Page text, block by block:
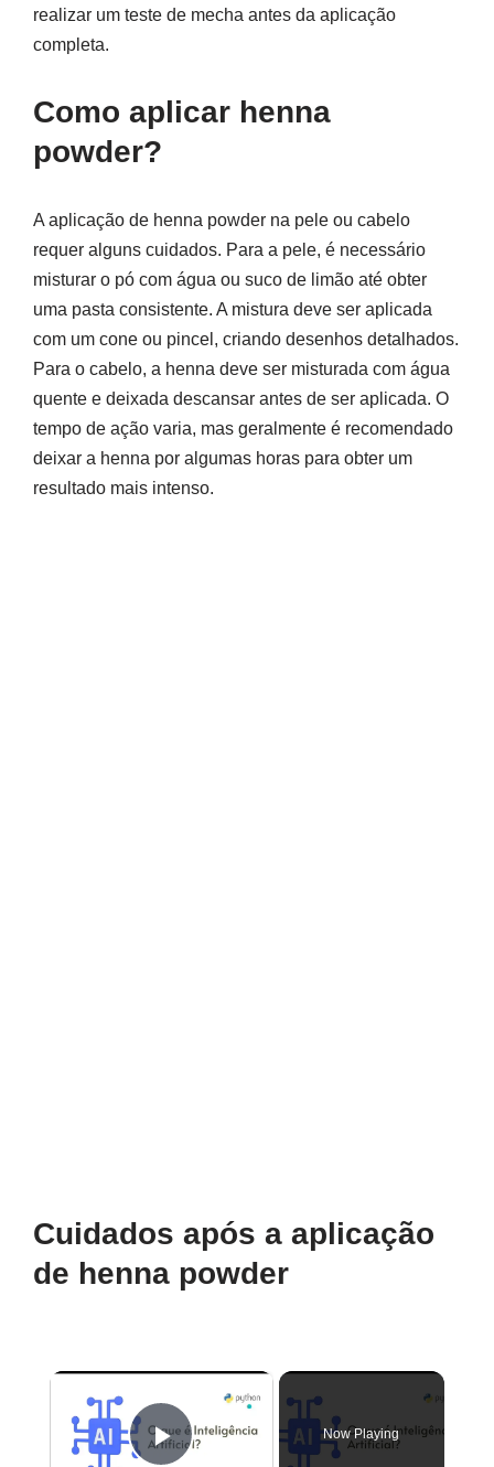
realizar um teste de mecha antes da aplicação
completa.
Como aplicar henna
powder?
A aplicação de henna powder na pele ou cabelo
requer alguns cuidados. Para a pele, é necessário
misturar o pó com água ou suco de limão até obter
uma pasta consistente. A mistura deve ser aplicada
com um cone ou pincel, criando desenhos detalhados.
Para o cabelo, a henna deve ser misturada com água
quente e deixada descansar antes de ser aplicada. O
tempo de ação varia, mas geralmente é recomendado
deixar a henna por algumas horas para obter um
resultado mais intenso.
Cuidados após a aplicação
de henna powder
×
Now Playing